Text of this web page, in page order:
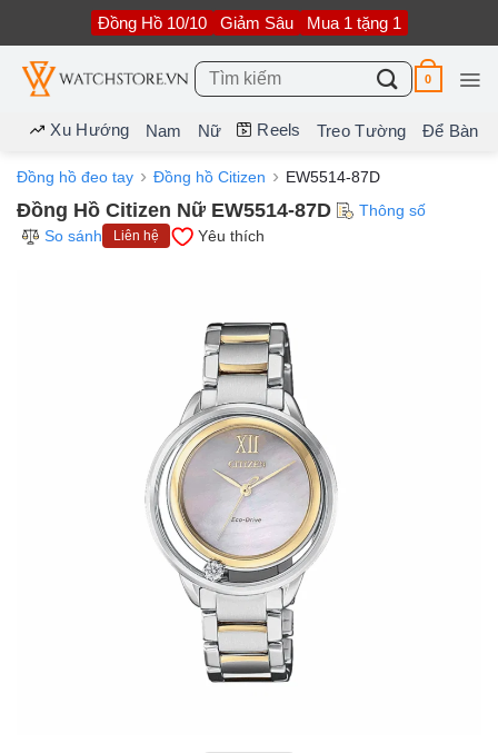
nội
dung
Đồng Hồ 10/10 Giảm Sâu Mua 1 tặng 1
Tìm
kiếm:
0
Xu Hướng Nam Nữ Reels Treo Tường Để Bàn
Đồng hồ đeo tay Đồng hồ Citizen EW5514-87D
Đồng Hồ Citizen Nữ EW5514-87D
Thông số
So sánh
Liên hệ Yêu thích